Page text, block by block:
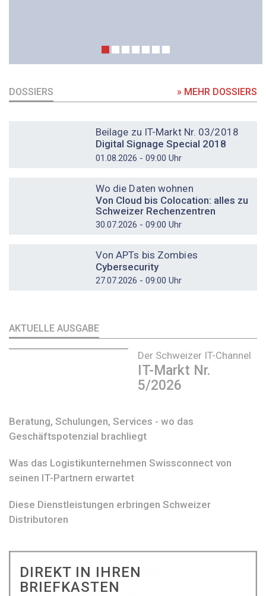
DOSSIERS » MEHR DOSSIERS
Beilage zu IT-Markt Nr. 03/2018
Digital Signage Special 2018
01.08.2026 - 09:00 Uhr
Wo die Daten wohnen
Von Cloud bis Colocation: alles zu
Schweizer Rechenzentren
30.07.2026 - 09:00 Uhr
Von APTs bis Zombies
Cybersecurity
27.07.2026 - 09:00 Uhr
AKTUELLE AUSGABE
Der Schweizer IT-Channel
IT-Markt Nr.
5/2026
Beratung, Schulungen, Services - wo das
Geschäftspotenzial brachliegt
Was das Logistikunternehmen Swissconnect von
seinen IT-Partnern erwartet
Diese Dienstleistungen erbringen Schweizer
Distributoren
DIREKT IN IHREN
BRIEFKASTEN